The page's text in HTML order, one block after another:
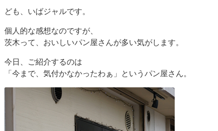
ども、いばジャルです。
個人的な感想なのですが、
茨木って、おいしいパン屋さんが多い気がします。
今日、ご紹介するのは
「今まで、気付かなかったわぁ」というパン屋さん。